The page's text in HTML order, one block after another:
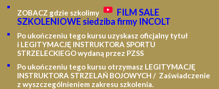
ZOBACZ gdzie szkolimy
FILM SALE
SZKOLENIOWE siedziba firmy INCOLT
Po ukończeniu tego kursu uzyskasz oficjalny tytuł
i LEGITYMACJĘ INSTRUKTORA SPORTU
STRZELECKIEGO wydaną przez PZSS
Po ukończeniu tego kursu otrzymasz LEGITYMACJĘ
INSTRUKTORA STRZELAŃ BOJOWYCH / Zaświadczenie
z wyszczególnieniem zakresu szkolenia.